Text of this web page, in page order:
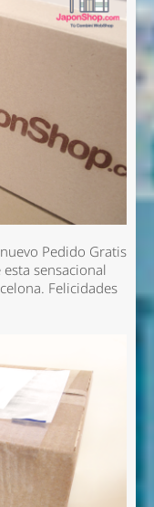
Pedido Gratis
sensacional
Felicidades